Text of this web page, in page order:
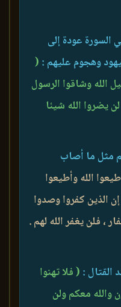
السورة عودة إلى
وهجوم عليهم : (
الله وشاقوا الرسول
يضروا الله شيئا
مثل ما أصاب
الله وأطيعوا
الذين كفروا وصدوا
، فلن يغفر الله لهم .
: ( فلا تهنوا
والله معكم ولن